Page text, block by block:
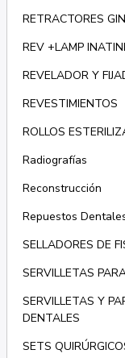
RETRACTORES
REV +LAMP
REVELADOR Y
REVESTIMIENTOS
ROLLOS
Radiografías
Reconstrucción
Repuestos
SELLADORES DE
SERVILLETAS
SERVILLETAS Y
DENTALES
SETS